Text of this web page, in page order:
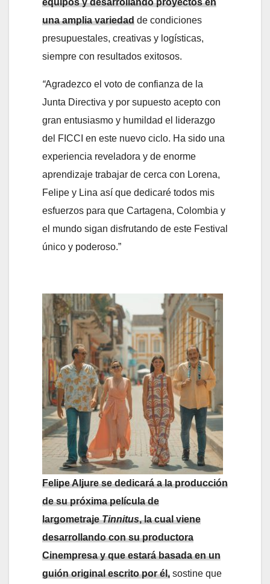
equipos y desarrollando proyectos en
una amplia variedad de condiciones
presupuestales, creativas y logísticas,
siempre con resultados exitosos.
“Agradezco el voto de confianza de la
Junta Directiva y por supuesto acepto con
gran entusiasmo y humildad el liderazgo
del FICCI en este nuevo ciclo. Ha sido una
experiencia reveladora y de enorme
aprendizaje trabajar de cerca con Lorena,
Felipe y Lina así que dedicaré todos mis
esfuerzos para que Cartagena, Colombia y
el mundo sigan disfrutando de este Festival
único y poderoso.”
Felipe Aljure se dedicará a la producción
de su próxima película de
largometrajeTinnitus, la cual viene
desarrollando con su productora
Cinempresa y que estará basada en un
guión original escrito por él, sostine que